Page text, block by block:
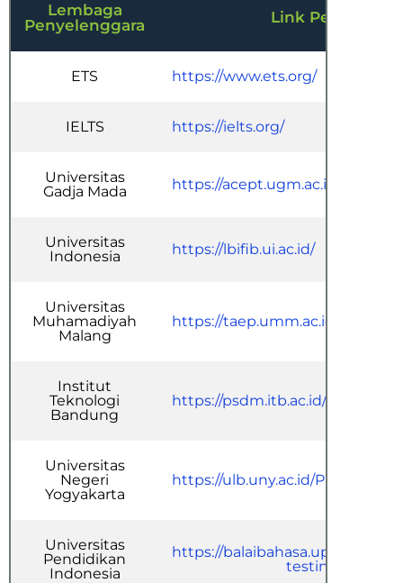
Lembaga
Penyelenggara
Link
ETS https://www.ets.org/
IELTS https://ielts.org/
Universitas
Gadja Mada
https://acept.ugm.ac.id/
Universitas
Indonesia
https://lbifib.ui.ac.id/
Universitas
Muhamadiyah
Malang
https://taep.umm.ac.id/
Institut
Teknologi
Bandung
https://psdm.itb.ac.id/
Universitas
Negeri
Yogyakarta
https://ulb.uny.ac.id/
Universitas
Pendidikan
Indonesia
https://balaibahasa.upi.edu/
testing/ptesol/